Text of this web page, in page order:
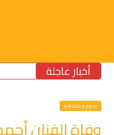
أخبار عاجلة
نجوم ومشاهير